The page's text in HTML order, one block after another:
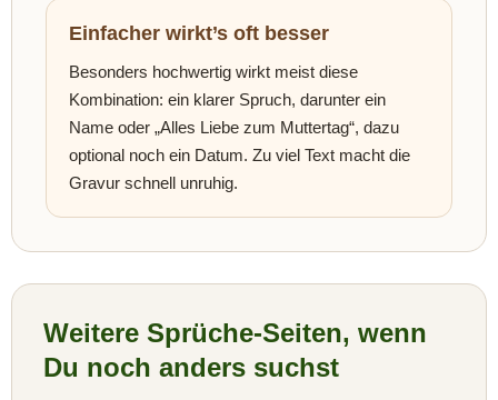
Einfacher wirkt’s oft besser
Besonders hochwertig wirkt meist diese
Kombination: ein klarer Spruch, darunter ein
Name oder „Alles Liebe zum Muttertag“, dazu
optional noch ein Datum. Zu viel Text macht die
Gravur schnell unruhig.
Weitere Sprüche-Seiten, wenn
Du noch anders suchst